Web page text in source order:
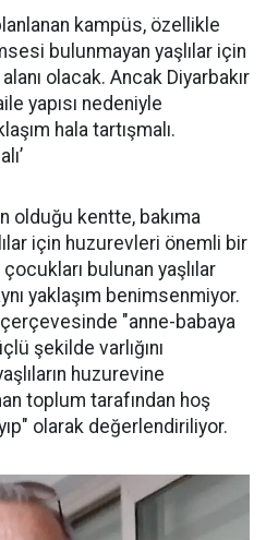
kampüs, özellikle
bulunmayan yaşlılar için
olacak. Ancak Diyarbakır
yapısı nedeniyle
hala tartışmalı.
olduğu kentte, bakıma
için huzurevleri önemli bir
bulunan yaşlılar
yaklaşım benimsenmiyor.
"anne-babaya
şekilde varlığını
huzurevine
toplum tarafından hoş
olarak değerlendiriliyor.